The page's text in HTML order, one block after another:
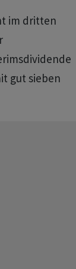
im dritten
gut sieben